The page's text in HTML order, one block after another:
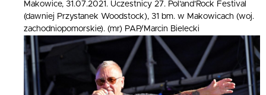
Makowice, 31.07.2021. Uczestnicy 27. Pol’and’Rock Festival
(dawniej Przystanek Woodstock), 31 bm. w Makowicach (woj.
zachodniopomorskie). (mr) PAP/Marcin Bielecki